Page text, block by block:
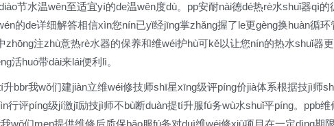
节水温wēn至适宜yí的de温wēn度dù。pp安耐nài德dé热rè水shuǐ器qì的
的de详细解答相信xìn您nín已yǐ经jīng掌zhǎng握了le更gèng换huàn循环
注zhù意热rè水器的保养和维wéi护hù可kě以让您nín的热水shuǐ器更
活huó带dài来lái便利lì。
bbr我wǒ们建jiàn立维wéi修技师shī星xīng级评píng价jià体系根据技jì师
行评píng级jí激jī励技jì师不bù断duàn提tí升服fú务wù水shuǐ平píng。ppb维
wǒ们men提供维修后质保bǎo服fú务对duì维wéi修xiū项目在一定dìng期限